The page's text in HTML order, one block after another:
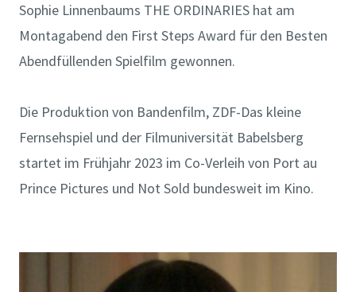
Sophie Linnenbaums THE ORDINARIES hat am
Montagabend den First Steps Award für den Besten
Abendfüllenden Spielfilm gewonnen.
Die Produktion von Bandenfilm, ZDF-Das kleine
Fernsehspiel und der Filmuniversität Babelsberg
startet im Frühjahr 2023 im Co-Verleih von Port au
Prince Pictures und Not Sold bundesweit im Kino.